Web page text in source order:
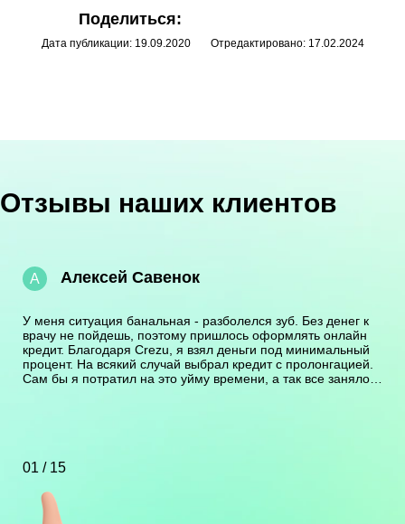
Поделиться:
Дата публикации: 19.09.2020 Отредактировано: 17.02.2024
Отзывы наших клиентов
А Алексей Савенок
У меня ситуация банальная - разболелся зуб. Без денег к
врачу не пойдешь, поэтому пришлось оформлять онлайн
кредит. Благодаря Crezu, я взял деньги под минимальный
процент. На всякий случай выбрал кредит с пролонгацией.
Сам бы я потратил на это уйму времени, а так все заняло
01 / 15